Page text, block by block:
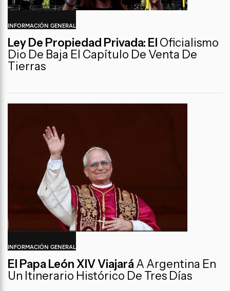
INFORMACIÓN GENERAL
Ley De Propiedad Privada: El Oficialismo
Dio De Baja El Capítulo De Venta De
Tierras
INFORMACIÓN GENERAL
El Papa León XIV ViajaráA Argentina En
Un Itinerario Histórico De Tres Días